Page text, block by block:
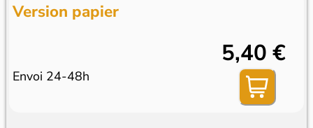
Version papier
Envoi 24-48h
5,40 €